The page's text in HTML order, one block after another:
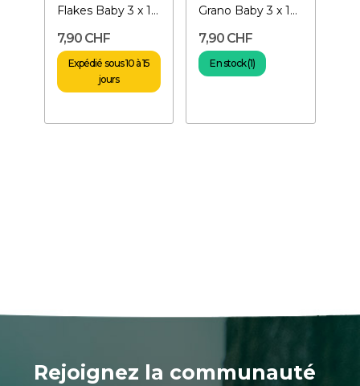
Flakes Baby 3 x 10
pour...
7,90 CHF
Expédié sous 10 à 15
jours
Grano Baby 3 x 10
pour...
7,90 CHF
En stock (1)
Rejoignez la communauté